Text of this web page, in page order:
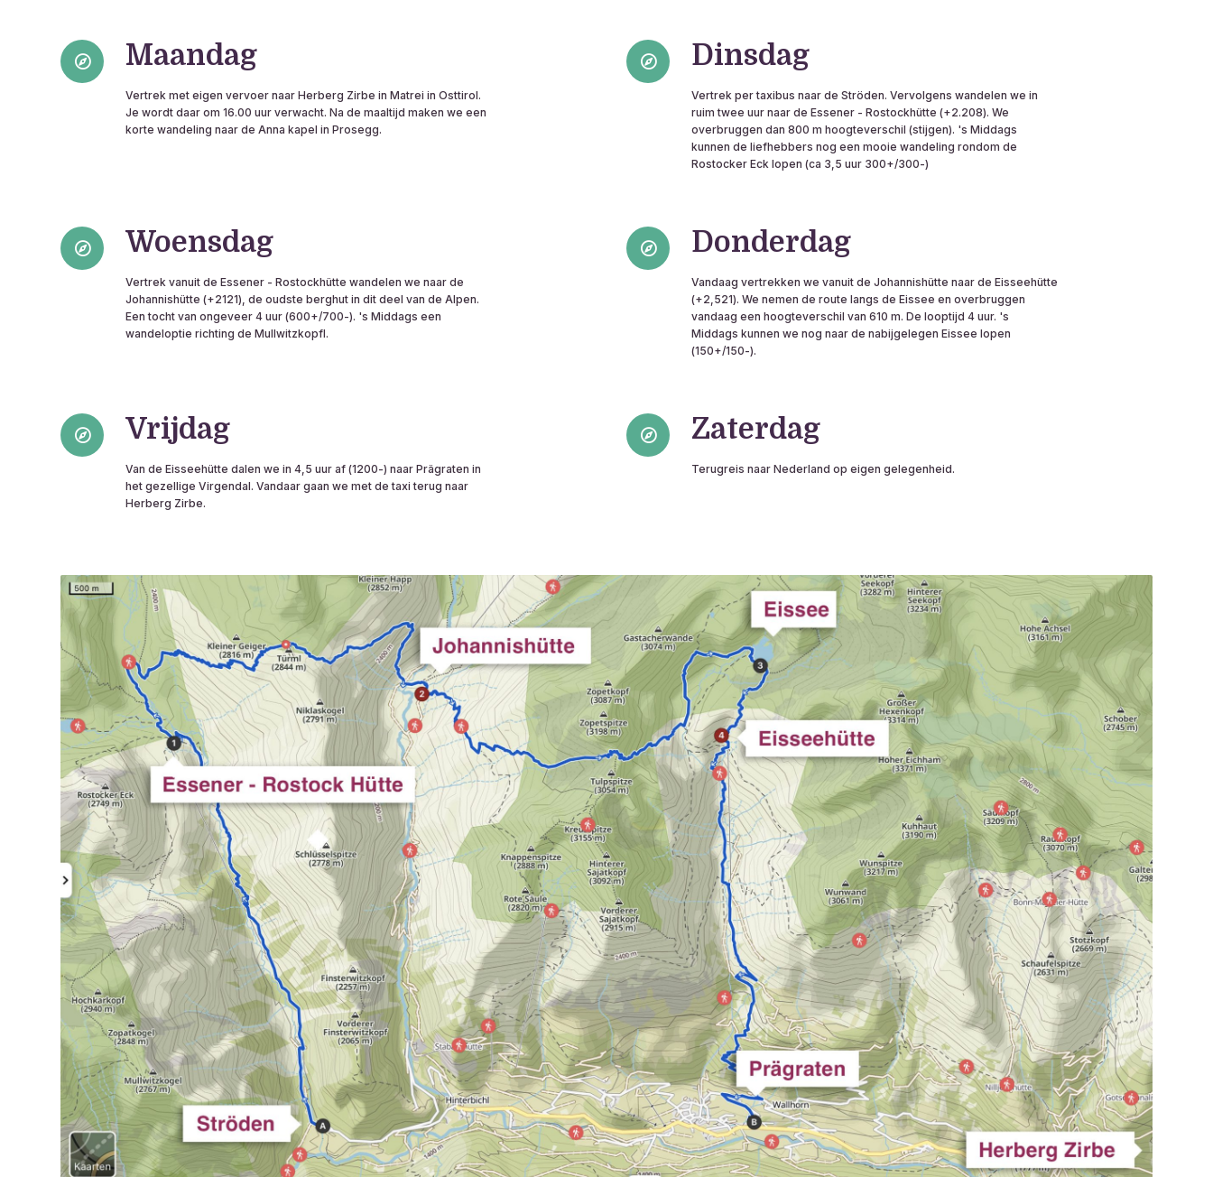
Maandag
Vertrek met eigen vervoer naar Herberg Zirbe in Matrei in Osttirol.
Je wordt daar om 16.00 uur verwacht. Na de maaltijd maken we een
korte wandeling naar de Anna kapel in Prosegg.
Dinsdag
Vertrek per taxibus naar de Ströden. Vervolgens wandelen we in
ruim twee uur naar de Essener - Rostockhütte (+2.208). We
overbruggen dan 800 m hoogteverschil (stijgen). 's Middags
kunnen de liefhebbers nog een mooie wandeling rondom de
Rostocker Eck lopen (ca 3,5 uur 300+/300-)
Woensdag
Vertrek vanuit de Essener - Rostockhütte wandelen we naar de
Johannishütte (+2121), de oudste berghut in dit deel van de Alpen.
Een tocht van ongeveer 4 uur (600+/700-). 's Middags een
wandeloptie richting de Mullwitzkopfl.
Donderdag
Vandaag vertrekken we vanuit de Johannishütte naar de Eisseehütte
(+2,521). We nemen de route langs de Eissee en overbruggen
vandaag een hoogteverschil van 610 m. De looptijd 4 uur. 's
Middags kunnen we nog naar de nabijgelegen Eissee lopen
(150+/150-).
Vrijdag
Van de Eisseehütte dalen we in 4,5 uur af (1200-) naar Prägraten in
het gezellige Virgendal. Vandaar gaan we met de taxi terug naar
Herberg Zirbe.
Zaterdag
Terugreis naar Nederland op eigen gelegenheid.